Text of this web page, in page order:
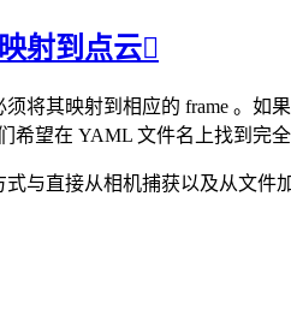
射到点云
将其映射到相应的 frame 。如
希望在 YAML 文件名上找到完全
与直接从相机捕获以及从文